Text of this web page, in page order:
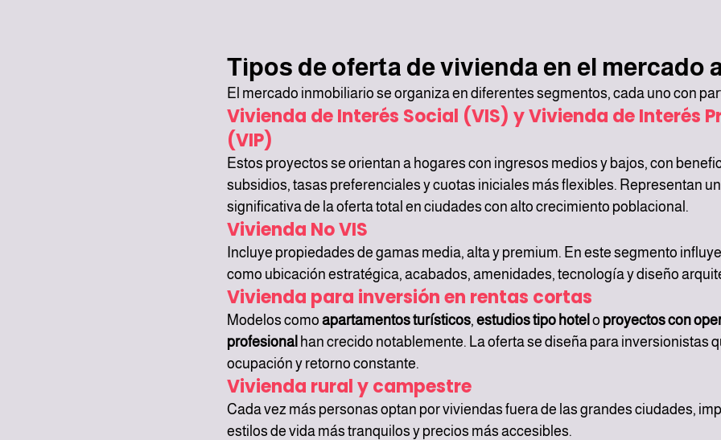
Tipos de oferta de vivienda en el mercado
El mercado inmobiliario se organiza en diferentes segmentos, cada uno con
Vivienda de Interés Social (VIS) y Vivienda de Interés
(VIP)
Estos proyectos se orientan a hogares con ingresos medios y bajos, con
subsidios, tasas preferenciales y cuotas iniciales más flexibles. Representan
significativa de la oferta total en ciudades con alto crecimiento poblacional.
Vivienda No VIS
Incluye propiedades de gamas media, alta y premium. En este segmento
como ubicación estratégica, acabados, amenidades, tecnología y diseño
Vivienda para inversión en rentas cortas
Modelos como apartamentos turísticos, estudios tipo hotel o proyectos con
profesional han crecido notablemente. La oferta se diseña para inversionistas
ocupación y retorno constante.
Vivienda rural y campestre
Cada vez más personas optan por viviendas fuera de las grandes ciudades,
estilos de vida más tranquilos y precios más accesibles.